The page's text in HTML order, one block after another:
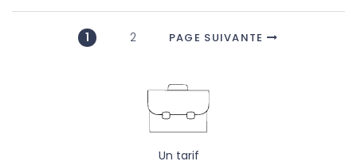
1 2 PAGE SUIVANTE
Un tarif